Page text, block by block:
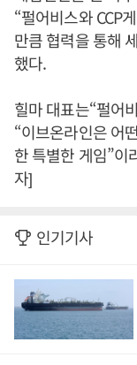
“펄어비스와 CCP
만큼 협력을 통해
했다.
힐마 대표는“펄어
“이브온라인은 어
한 특별한 게임”이
자]
인기기사